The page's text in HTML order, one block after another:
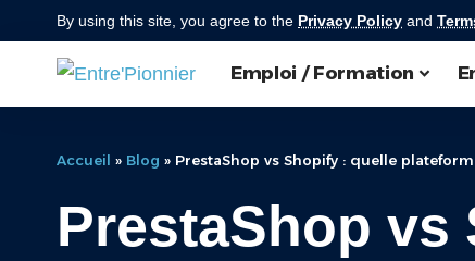
By using this site, you agree to the Privacy Policy and
Emploi / Formation
Accueil » Blog » PrestaShop vs Shopify : quelle
PrestaShop